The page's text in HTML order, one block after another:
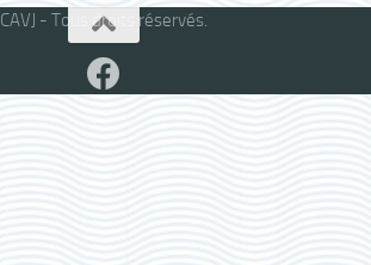
CAVJ - Tous droits réservés.